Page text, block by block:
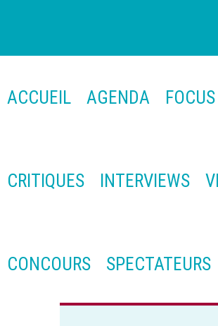
ACCUEIL AGENDA FOCUS
CRITIQUES INTERVIEWS
CONCOURS SPECTATEURS